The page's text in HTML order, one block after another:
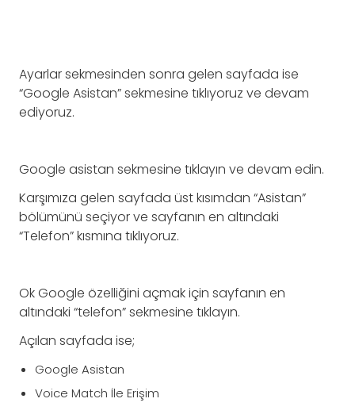
Ayarlar sekmesinden sonra gelen sayfada ise
“Google Asistan” sekmesine tıklıyoruz ve devam
ediyoruz.
Google asistan sekmesine tıklayın ve devam edin.
Karşımıza gelen sayfada üst kısımdan “Asistan”
bölümünü seçiyor ve sayfanın en altındaki
“Telefon” kısmına tıklıyoruz.
Ok Google özelliğini açmak için sayfanın en
altındaki “telefon” sekmesine tıklayın.
Açılan sayfada ise;
Google Asistan
Voice Match İle Erişim